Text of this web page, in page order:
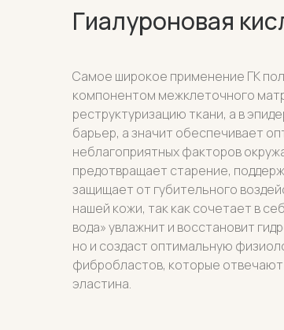
Гиалуроновая
Самое широкое применение ГК
компонентом межклеточного
реструктуризацию ткани, а в
барьер, а значит обеспечивает
неблагоприятных факторов
предотвращает старение,
защищает от губительного
нашей кожи, так как сочетает в
вода» увлажнит и восстановит
но и создаст оптимальную
фибробластов, которые отвечают
эластина.